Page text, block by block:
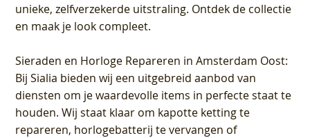
unieke, zelfverzekerde uitstraling. Ontdek de collectie
en maak je look compleet.
Sieraden en Horloge Repareren in Amsterdam Oost:
Bij Sialia bieden wij een uitgebreid aanbod van
diensten om je waardevolle items in perfecte staat te
houden. Wij staat klaar om kapotte ketting te
repareren, horlogebatterij te vervangen of